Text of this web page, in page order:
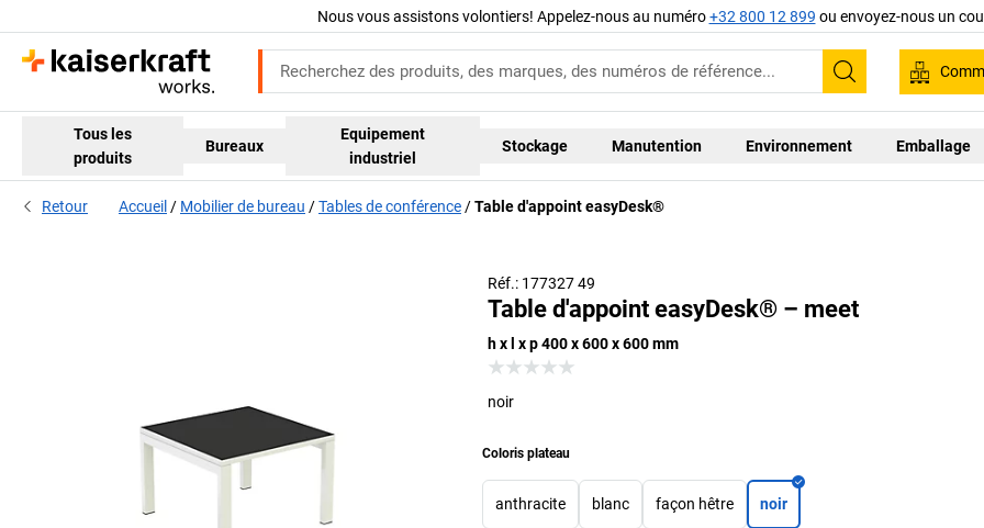
Nous vous assistons volontiers! Appelez-nous au numéro+32 800 12 899 ou envoyez-nous un
Recherche
Tous les
produits
Bureaux
Equipement
industriel
Stockage Manutention Environnement Emballage
Retour Accueil Mobilier de bureau Tables de conférence Table d'appoint easyDesk®
Réf.: 177327 49
Table d'appoint easyDesk® – meet
h x l x p 400 x 600 x 600 mm
noir
Coloris plateau
anthracite blanc façon hêtre noir